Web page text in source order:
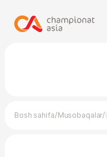
Bosh sahifa/Musobaqalar/